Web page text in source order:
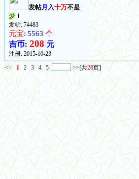
发帖月入十万不是
梦！
发帖: 74483
元宝: 5563 个
吉币: 208 元
注册: 2015-10-23
<< 1 2 3 4 5 >>[共28页]